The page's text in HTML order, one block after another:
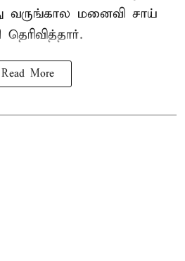
வருங்கால மனைவி சாய்
Read More